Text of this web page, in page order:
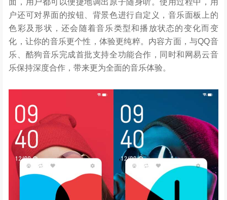
户还可对界面的按钮、背景色进行自定义，音乐面板上的
色彩及形状，还会随着音乐类型和播放状态的变化而变
化，让你的音乐更个性，体验更纯粹。内容方面，与QQ音
乐、酷狗音乐完成首批支持全功能合作，同时和网易云音
乐保持深度合作，带来更为全面的音乐体验。